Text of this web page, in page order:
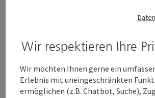
Wir respektieren Ihre
Wir möchten Ihnen gerne ein
Erlebnis mit uneingeschränkten
ermöglichen (z.B. Chatbot, Suche),